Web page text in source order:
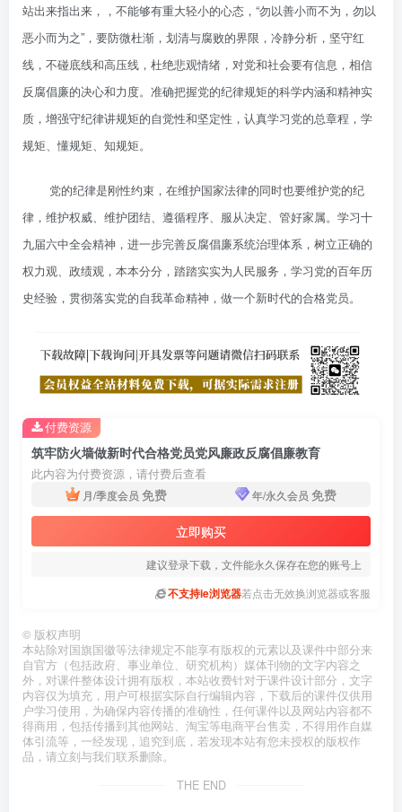
站出来指出来，，不能够有重大轻小的心态，“勿以善小而不为，勿以
恶小而为之”，要防微杜渐，划清与腐败的界限，冷静分析，坚守红
线，不碰底线和高压线，杜绝悲观情绪，对党和社会要有信息，相信
反腐倡廉的决心和力度。准确把握党的纪律规矩的科学内涵和精神实
质，增强守纪律讲规矩的自觉性和坚定性，认真学习党的总章程，学
规矩、懂规矩、知规矩。
党的纪律是刚性约束，在维护国家法律的同时也要维护党的纪
律，维护权威、维护团结、遵循程序、服从决定、管好家属。学习十
九届六中全会精神，进一步完善反腐倡廉系统治理体系，树立正确的
权力观、政绩观，本本分分，踏踏实实为人民服务，学习党的百年历
史经验，贯彻落实党的自我革命精神，做一个新时代的合格党员。
筑牢防火墙做新时代合格党员党风廉政反腐倡廉教育
此内容为付费资源，请付费后查看
月/季度会员 免费 年/永久会员 免费
立即购买
建议登录下载，文件能永久保存在您的账号上
不支持ie浏览器若点击无效换浏览器或客服
付费资源
© 版权声明
本站除对国旗国徽等法律规定不能享有版权的元素以及课件中部分来
自官方（包括政府、事业单位、研究机构）媒体刊物的文字内容之
外，对课件整体设计拥有版权，本站收费针对于课件设计部分，文字
内容仅为填充，用户可根据实际自行编辑内容，下载后的课件仅供用
户学习使用，为确保内容传播的准确性，任何课件以及网站内容都不
得商用，包括传播到其他网站、淘宝等电商平台售卖，不得用作自媒
体引流等，一经发现，追究到底，若发现本站有您未授权的版权作
品，请立刻与我们联系删除。
THE END